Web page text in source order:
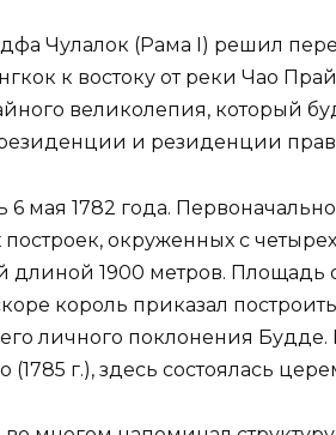
Чулалок (Рама I) решил
к востоку от реки Чао
великолепия, который
и резиденции
6 мая 1782 года.
окруженных с
длиной 1900 метров. Площадь
король приказал
личного поклонения Будде.
г.), здесь состоялась